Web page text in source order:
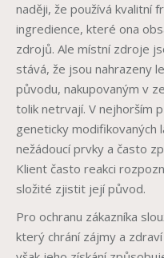
naději, že používá kvalitní
ingredience, které ona
zdrojů. Ale místní zdroje
stává, že jsou nahrazeny
původu, nakupovaným v
tolik netrvají. V nejhorším
geneticky modifikovaných
nežádoucí prvky a často
Klient často reakci
složité zjistit její původ.
Pro ochranu zákazníka
který chrání zájmy a